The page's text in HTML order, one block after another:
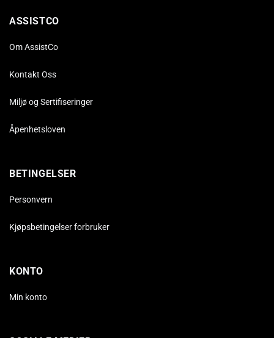
ASSISTCO
Om AssistCo
Kontakt Oss
Miljø og Sertifiseringer
Åpenhetsloven
BETINGELSER
Personvern
Kjøpsbetingelser forbruker
KONTO
Min konto